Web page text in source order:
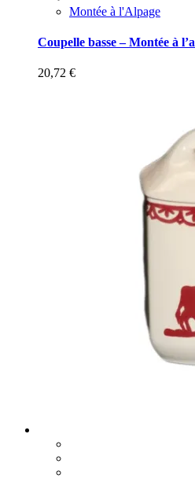
Montée à l'Alpage
Coupelle basse – Montée à
20,72 €